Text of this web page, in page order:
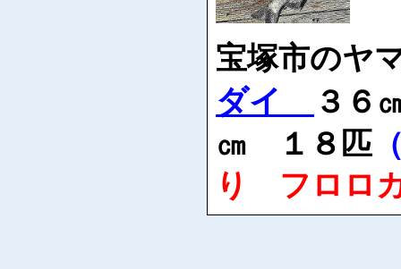
宝塚市のヤ
ダイ
３６
㎝ １８匹
り フロロ